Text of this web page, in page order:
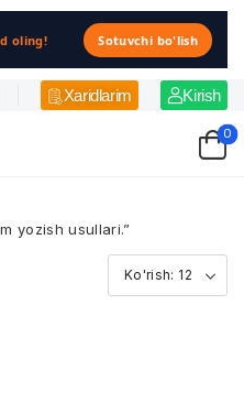
oling! Sotuvchi bo'lish
Xaridlarim Kirish
0
yozish usullari.”